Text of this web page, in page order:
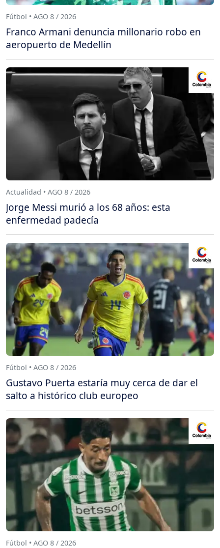
Fútbol • AGO 8 / 2026
Franco Armani denuncia millonario robo en
aeropuerto de Medellín
Actualidad • AGO 8 / 2026
Jorge Messi murió a los 68 años: esta
enfermedad padecía
Fútbol • AGO 8 / 2026
Gustavo Puerta estaría muy cerca de dar el
salto a histórico club europeo
Fútbol • AGO 8 / 2026